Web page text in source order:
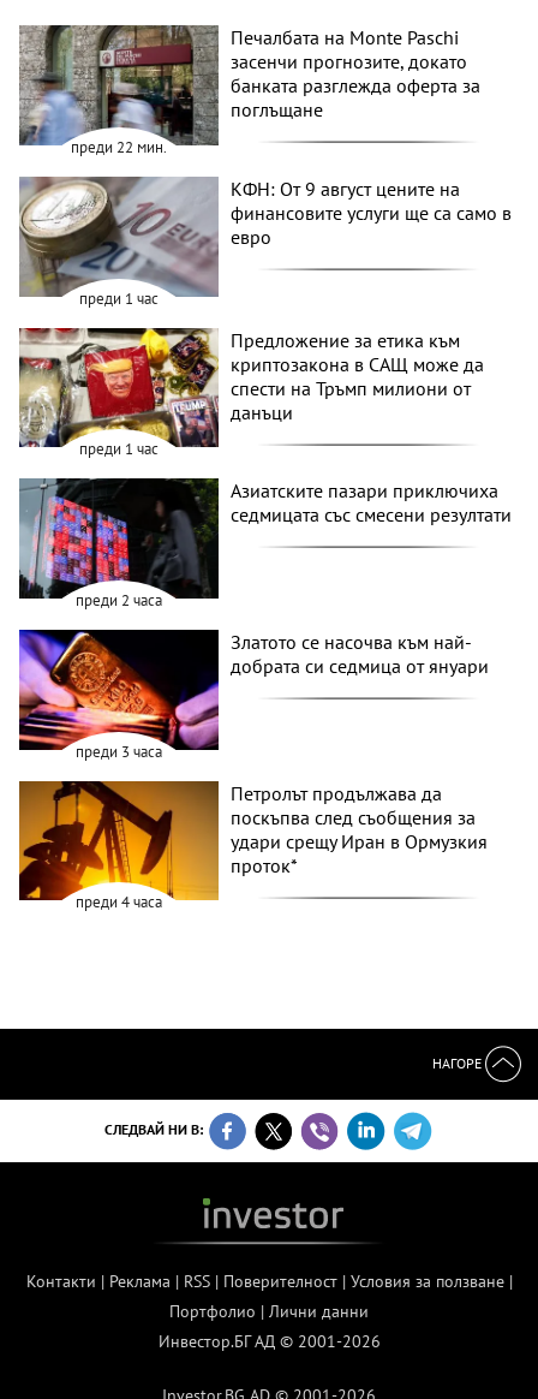
преди 22 мин.
Печалбата на Monte Paschi
засенчи прогнозите, докато
банката разглежда оферта за
поглъщане
преди 1 час
КФН: От 9 август цените на
финансовите услуги ще са само в
евро
преди 1 час
Предложение за етика към
криптозакона в САЩ може да
спести на Тръмп милиони от
данъци
преди 2 часа
Азиатските пазари приключиха
седмицата със смесени резултати
преди 3 часа
Златото се насочва към най-
добрата си седмица от януари
преди 4 часа
Петролът продължава да
поскъпва след съобщения за
удари срещу Иран в Ормузкия
проток*
НАГОРЕ
СЛЕДВАЙ НИ В:
Контакти | Реклама | RSS| Поверителност| Условия за ползване|
Портфолио | Лични данни
Инвестор.БГ АД © 2001-2026